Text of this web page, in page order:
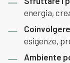
energia,
esigenze,
Ambiente